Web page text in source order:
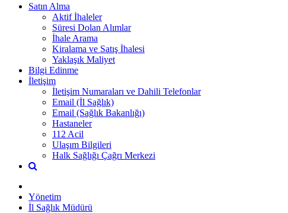
Satın Alma
Aktif İhaleler
Süresi Dolan Alımlar
İhale Arama
Kiralama ve Satış İhalesi
Yaklaşık Maliyet
Bilgi Edinme
İletişim
İletişim Numaraları ve Dahili Telefonlar
Email (İl Sağlık)
Email (Sağlık Bakanlığı)
Hastaneler
112 Acil
Ulaşım Bilgileri
Halk Sağlığı Çağrı Merkezi
Yönetim
İl Sağlık Müdürü